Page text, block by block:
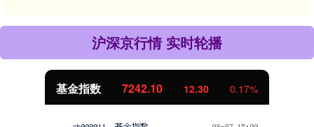
沪深京行情 实时轮播
基金指数 7242.10 12.30 0.17%